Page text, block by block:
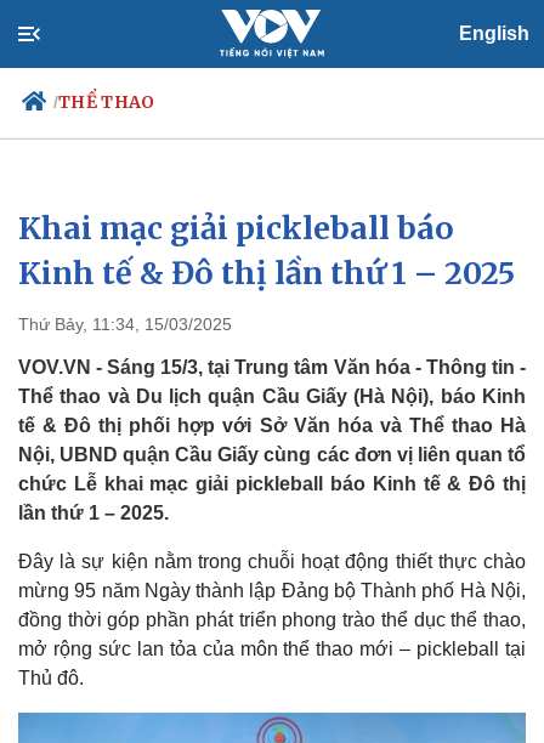
English
/THỂ THAO
Chính trị
Đảng
Tổ chức nhân sự
Nhận diện sự thật
Xã hội
Tin 24h
Dự báo thời tiết
Việc làm
Biển đảo
Khai mạc giải pickleball báo
Kinh tế & Đô thị lần thứ 1 – 2025
Thứ Bảy, 11:34, 15/03/2025
VOV.VN - Sáng 15/3, tại Trung tâm Văn hóa - Thông tin -
Thể thao và Du lịch quận Cầu Giấy (Hà Nội), báo Kinh
tế & Đô thị phối hợp với Sở Văn hóa và Thể thao Hà
Nội, UBND quận Cầu Giấy cùng các đơn vị liên quan tổ
chức Lễ khai mạc giải pickleball báo Kinh tế & Đô thị
lần thứ 1 – 2025.
Đây là sự kiện nằm trong chuỗi hoạt động thiết thực chào
mừng 95 năm Ngày thành lập Đảng bộ Thành phố Hà Nội,
đồng thời góp phần phát triển phong trào thể dục thể thao,
mở rộng sức lan tỏa của môn thể thao mới – pickleball tại
Thủ đô.